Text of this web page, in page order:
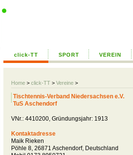
click-TT SPORT VEREIN
Home > click-TT > Vereine >
Tischtennis-Verband Niedersachsen e.V.
TuS Aschendorf
VNr.: 4410200, Gründungsjahr: 1913
Kontaktadresse
Maik Rieken
Pöhle 8, 26871 Aschendorf, Deutschland